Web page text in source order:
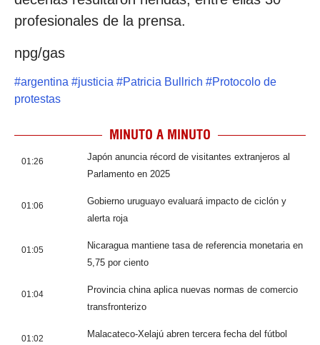
profesionales de la prensa.
npg/gas
#argentina #justicia #Patricia Bullrich #Protocolo de
protestas
MINUTO A MINUTO
01:26
Japón anuncia récord de visitantes extranjeros al
Parlamento en 2025
01:06
Gobierno uruguayo evaluará impacto de ciclón y
alerta roja
01:05
Nicaragua mantiene tasa de referencia monetaria en
5,75 por ciento
01:04
Provincia china aplica nuevas normas de comercio
transfronterizo
01:02
Malacateco-Xelajú abren tercera fecha del fútbol